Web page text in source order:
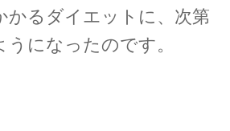
かるダイエットに、次第
うになったのです。